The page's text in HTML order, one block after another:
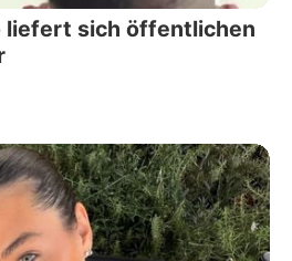
liefert sich öffentlichen